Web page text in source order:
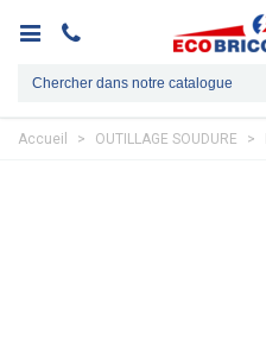
Accueil > OUTILLAGE SOUDURE >